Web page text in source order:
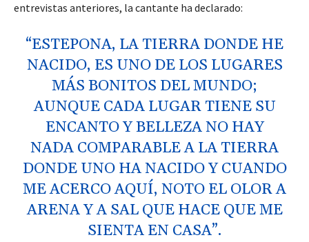
entrevistas anteriores, la cantante ha declarado:
“ESTEPONA, LA TIERRA DONDE HE
NACIDO, ES UNO DE LOS LUGARES
MÁS BONITOS DEL MUNDO;
AUNQUE CADA LUGAR TIENE SU
ENCANTO Y BELLEZA NO HAY
NADA COMPARABLE A LA TIERRA
DONDE UNO HA NACIDO Y CUANDO
ME ACERCO AQUÍ, NOTO EL OLOR A
ARENA Y A SAL QUE HACE QUE ME
SIENTA EN CASA”.